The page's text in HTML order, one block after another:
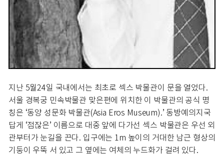
지난 5월24일 국내에서는 최초로 섹스 박물관이 문을 열었다.
서울 경복궁 민속박물관 맞은편에 위치한 이 박물관의 공식 명
칭은 ‘동양 성문화 박물관(Asia Eros Museum).’ 동방예의지국
답게 ‘점잖은’ 이름으로 대중 앞에 다가선 섹스 박물관은 우선 외
관부터가 눈길을 끈다. 입구에는 1m 높이의 거대한 남근 형상의
기둥이 우뚝 서 있고 그 옆에는 여체의 누드화가 걸려 있다.